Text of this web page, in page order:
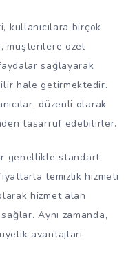
kullanıcılara birçok
müşterilere özel
sağlayarak
hale getirmektedir.
düzenli olarak
tasarruf edebilirler.
genellikle standart
temizlik hizmeti
hizmet alan
Aynı zamanda,
avantajları